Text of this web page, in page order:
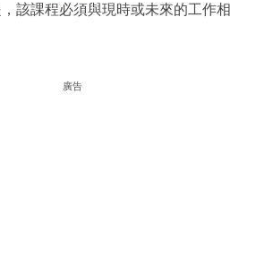
該課程必須與現時或未來的工作相
廣告